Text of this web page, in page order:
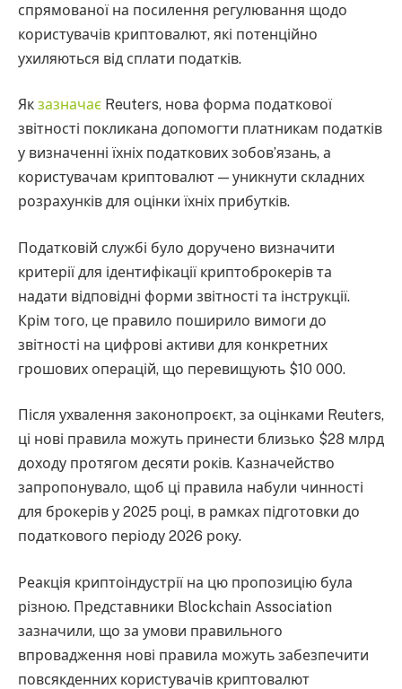
спрямованої на посилення регулювання щодо
користувачів криптовалют, які потенційно
ухиляються від сплати податків.
Як зазначає Reuters, нова форма податкової
звітності покликана допомогти платникам податків
у визначенні їхніх податкових зобов’язань, а
користувачам криптовалют — уникнути складних
розрахунків для оцінки їхніх прибутків.
Податковій службі було доручено визначити
критерії для ідентифікації криптоброкерів та
надати відповідні форми звітності та інструкції.
Крім того, це правило поширило вимоги до
звітності на цифрові активи для конкретних
грошових операцій, що перевищують $10 000.
Після ухвалення законопроєкт, за оцінками Reuters,
ці нові правила можуть принести близько $28 млрд
доходу протягом десяти років. Казначейство
запропонувало, щоб ці правила набули чинності
для брокерів у 2025 році, в рамках підготовки до
податкового періоду 2026 року.
Реакція криптоіндустрії на цю пропозицію була
різною. Представники Blockchain Association
зазначили, що за умови правильного
впровадження нові правила можуть забезпечити
повсякденних користувачів криптовалют